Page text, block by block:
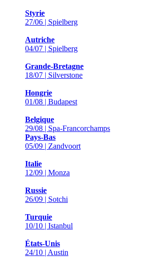
Styrie
27/06 | Spielberg
Autriche
04/07 | Spielberg
Grande-Bretagne
18/07 | Silverstone
Hongrie
01/08 | Budapest
Belgique
29/08 | Spa-Francorchamps
Pays-Bas
05/09 | Zandvoort
Italie
12/09 | Monza
Russie
26/09 | Sotchi
Turquie
10/10 | Istanbul
États-Unis
24/10 | Austin